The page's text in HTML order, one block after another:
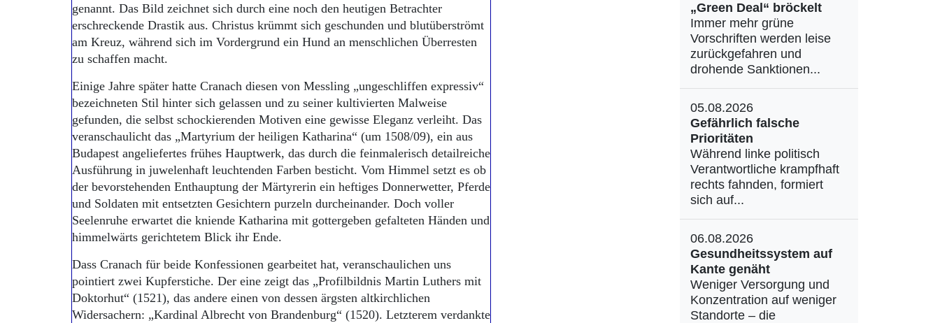
genannt. Das Bild zeichnet sich durch eine noch den heutigen Betrachter
erschreckende Drastik aus. Christus krümmt sich geschunden und blutüberströmt
am Kreuz, während sich im Vordergrund ein Hund an menschlichen Überresten
zu schaffen macht.
Einige Jahre später hatte Cranach diesen von Messling „ungeschliffen expressiv“
bezeichneten Stil hinter sich gelassen und zu seiner kultivierten Malweise
gefunden, die selbst schockierenden Motiven eine gewisse Eleganz verleiht. Das
veranschaulicht das „Martyrium der heiligen Katharina“ (um 1508/09), ein aus
Budapest angeliefertes frühes Hauptwerk, das durch die feinmalerisch detailreiche
Ausführung in juwelenhaft leuchtenden Farben besticht. Vom Himmel setzt es ob
der bevorstehenden Enthauptung der Märtyrerin ein heftiges Donnerwetter, Pferde
und Soldaten mit entsetzten Gesichtern purzeln durcheinander. Doch voller
Seelenruhe erwartet die kniende Katharina mit gottergeben gefalteten Händen und
himmelwärts gerichtetem Blick ihr Ende.
Dass Cranach für beide Konfessionen gearbeitet hat, veranschaulichen uns
pointiert zwei Kupferstiche. Der eine zeigt das „Profilbildnis Martin Luthers mit
Doktorhut“ (1521), das andere einen von dessen ärgsten altkirchlichen
Widersachern: „Kardinal Albrecht von Brandenburg“ (1520). Letzterem verdankte
„Green Deal“ bröckelt
Immer mehr grüne
Vorschriften werden leise
zurückgefahren und
drohende Sanktionen...
05.08.2026
Gefährlich falsche
Prioritäten
Während linke politisch
Verantwortliche krampfhaft
rechts fahnden, formiert
sich auf...
06.08.2026
Gesundheitssystem auf
Kante genäht
Weniger Versorgung und
Konzentration auf weniger
Standorte – die